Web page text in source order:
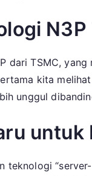
N3P
TSMC,
kita
unggul
teknologi